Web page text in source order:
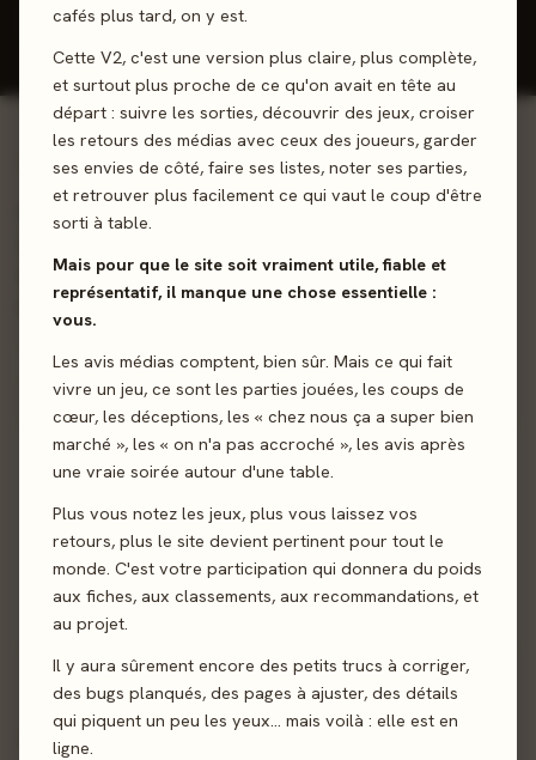
cafés plus tard, on y est.
Cette V2, c'est une version plus claire, plus complète,
et surtout plus proche de ce qu'on avait en tête au
départ : suivre les sorties, découvrir des jeux, croiser
les retours des médias avec ceux des joueurs, garder
ses envies de côté, faire ses listes, noter ses parties,
et retrouver plus facilement ce qui vaut le coup d'être
sorti à table.
Mais pour que le site soit vraiment utile, fiable et
représentatif, il manque une chose essentielle :
vous.
Les avis médias comptent, bien sûr. Mais ce qui fait
vivre un jeu, ce sont les parties jouées, les coups de
cœur, les déceptions, les « chez nous ça a super bien
marché », les « on n'a pas accroché », les avis après
une vraie soirée autour d'une table.
Plus vous notez les jeux, plus vous laissez vos
retours, plus le site devient pertinent pour tout le
monde. C'est votre participation qui donnera du poids
aux fiches, aux classements, aux recommandations, et
au projet.
Il y aura sûrement encore des petits trucs à corriger,
des bugs planqués, des pages à ajuster, des détails
qui piquent un peu les yeux… mais voilà : elle est en
ligne.
Donner mon avis
01 - LE JEU
Repoussez les hordes ennemies ! Votre but est de
d'ennemis monstrueux qui veulent submerger vos
murailles.
Tower Defense Gestion de Main
Sortie 28 juin 2024
Auteur Glenn Flaherty
Illustration Mihajlo Dimitrievski
Éditeur
02 - LE VERDICT